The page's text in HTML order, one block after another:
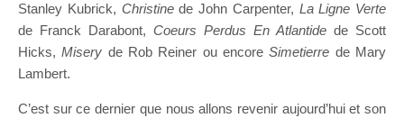
Stanley Kubrick, Christinede John Carpenter, La Ligne Verte
de Franck Darabont, Coeurs Perdus En Atlantide de Scott
Hicks,Misery de Rob Reiner ou encoreSimetierre de Mary
Lambert.
C’est sur ce dernier que nous allons revenir aujourd’hui et son